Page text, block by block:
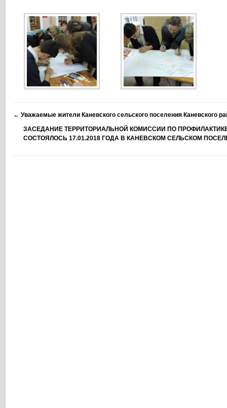
← Уважаемые жители Каневского сельского поселения Каневского
ЗАСЕДАНИЕ ТЕРРИТОРИАЛЬНОЙ КОМИССИИ ПО
СОСТОЯЛОСЬ 17.01.2018 ГОДА В КАНЕВСКОМ СЕЛЬСКОМ